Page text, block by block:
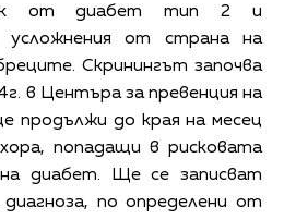
от диабет тип 2 и
усложнения от страна на
Скринингът започва
в Центъра за превенция на
продължи до края на месец
попадащи в рисковата
диабет. Ще се записват
по определени от